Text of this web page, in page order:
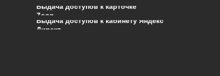
Выдача доступов к карточке
Zoon
Выдача доступов к кабинету Яндекс
Директ